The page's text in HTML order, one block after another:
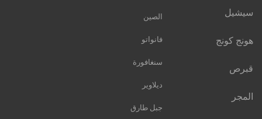
سيشيل
هونج كونج
قبرص
المجر
الصين
فانواتو
سنغافورة
ديلاوير
جبل طارق